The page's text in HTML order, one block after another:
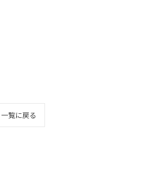
一覧に戻る